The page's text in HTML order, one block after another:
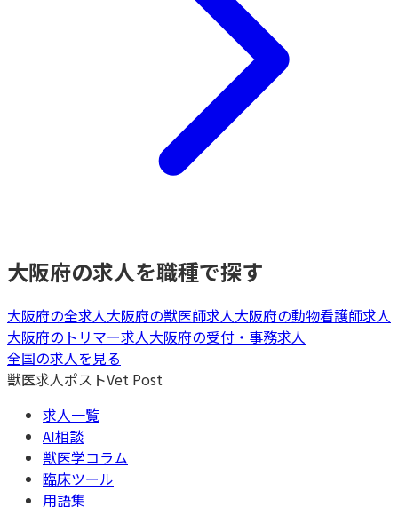
大阪府の求人を職種で探す
大阪府の全求人大阪府の獣医師求人大阪府の動物看護師求人
大阪府の トリマー求人大阪府の受付・事務求人
全国の求人を見る
獣医求人ポストVet Post
求人一覧
AI相談
獣医学コラム
臨床ツール
用語集